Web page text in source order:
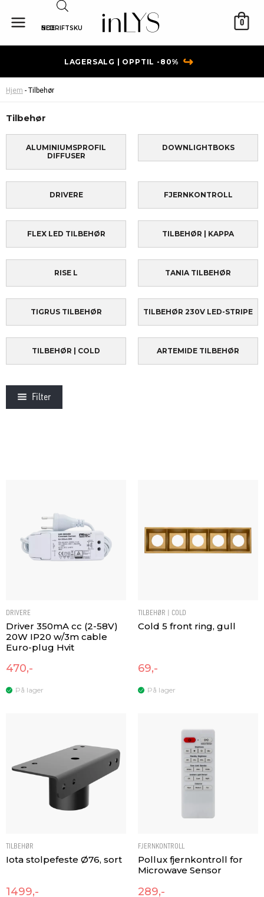
rett
innholdet
BEDRIFTSKUNDE
0
LAGERSALG | OPPTIL -80% ↪
Hjem - Tilbehør
Tilbehør
ALUMINIUMSPROFIL
DIFFUSER
DOWNLIGHTBOKS
DRIVERE FJERNKONTROLL
FLEX LED TILBEHØR TILBEHØR | KAPPA
RISE L TANIA TILBEHØR
TIGRUS TILBEHØR TILBEHØR 230V LED-STRIPE
TILBEHØR | COLD ARTEMIDE TILBEHØR
Filter
DRIVERE
Driver 350mA cc (2-58V)
20W IP20 w/3m cable
Euro-plug Hvit
470,-
På lager
TILBEHØR | COLD
Cold 5 front ring, gull
69,-
På lager
TILBEHØR
Iota stolpefeste Ø76, sort
1499,-
FJERNKONTROLL
Pollux fjernkontroll for
Microwave Sensor
289,-